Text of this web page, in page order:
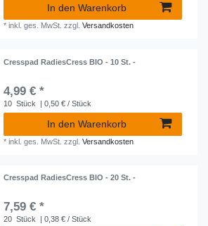
In den Warenkorb
*inkl. ges. MwSt. zzgl.Versandkosten
Cresspad RadiesCress BIO - 10 St. -
4,99 € *
10 Stück | 0,50 € / Stück
In den Warenkorb
*inkl. ges. MwSt. zzgl.Versandkosten
Cresspad RadiesCress BIO - 20 St. -
7,59 € *
20 Stück | 0,38 € / Stück